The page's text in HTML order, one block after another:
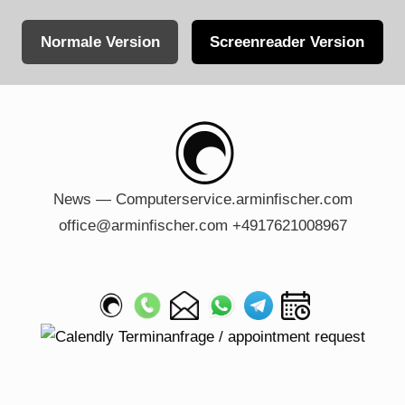
Normale Version Screenreader Version
News — Computerservice.arminfischer.com
office@arminfischer.com +4917621008967